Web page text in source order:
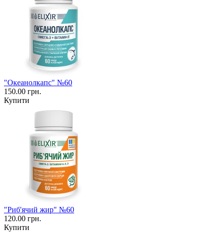
"Океанолкапс" №60
150.00 грн.
Купити
"Риб'ячий жир" №60
120.00 грн.
Купити